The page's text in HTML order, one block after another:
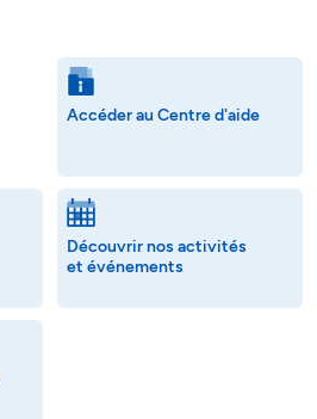
Accéder au Centre d'aide
Découvrir nos activités
et événements